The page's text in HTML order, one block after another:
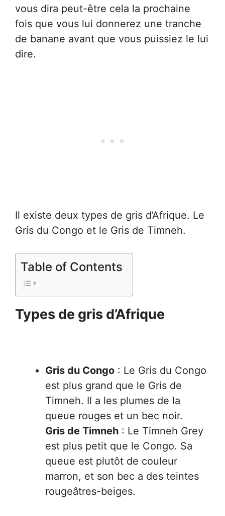
vous dira peut-être cela la prochaine
fois que vous lui donnerez une tranche
de banane avant que vous puissiez le lui
dire.
Il existe deux types de gris d’Afrique. Le
Gris du Congo et le Gris de Timneh.
Table of Contents
Types de gris d’Afrique
Gris du Congo : Le Gris du Congo
est plus grand que le Gris de
Timneh. Il a les plumes de la
queue rouges et un bec noir.
Gris de Timneh : Le Timneh Grey
est plus petit que le Congo. Sa
queue est plutôt de couleur
marron, et son bec a des teintes
rougeâtres-beiges.